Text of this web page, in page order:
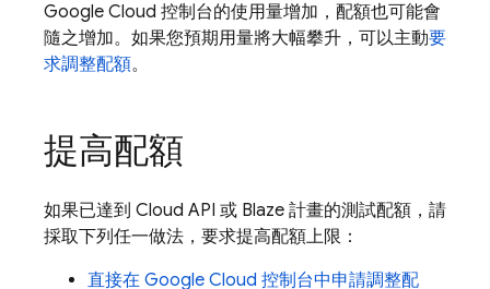
Google Cloud 控制台的使用量增加，配額也可能會
隨之增加。如果您預期用量將大幅攀升，可以主動要
求調整配額。
提高配額
如果已達到 Cloud API 或 Blaze 計畫的測試配額，請
採取下列任一做法，要求提高配額上限：
直接在 Google Cloud 控制台中申請調整配